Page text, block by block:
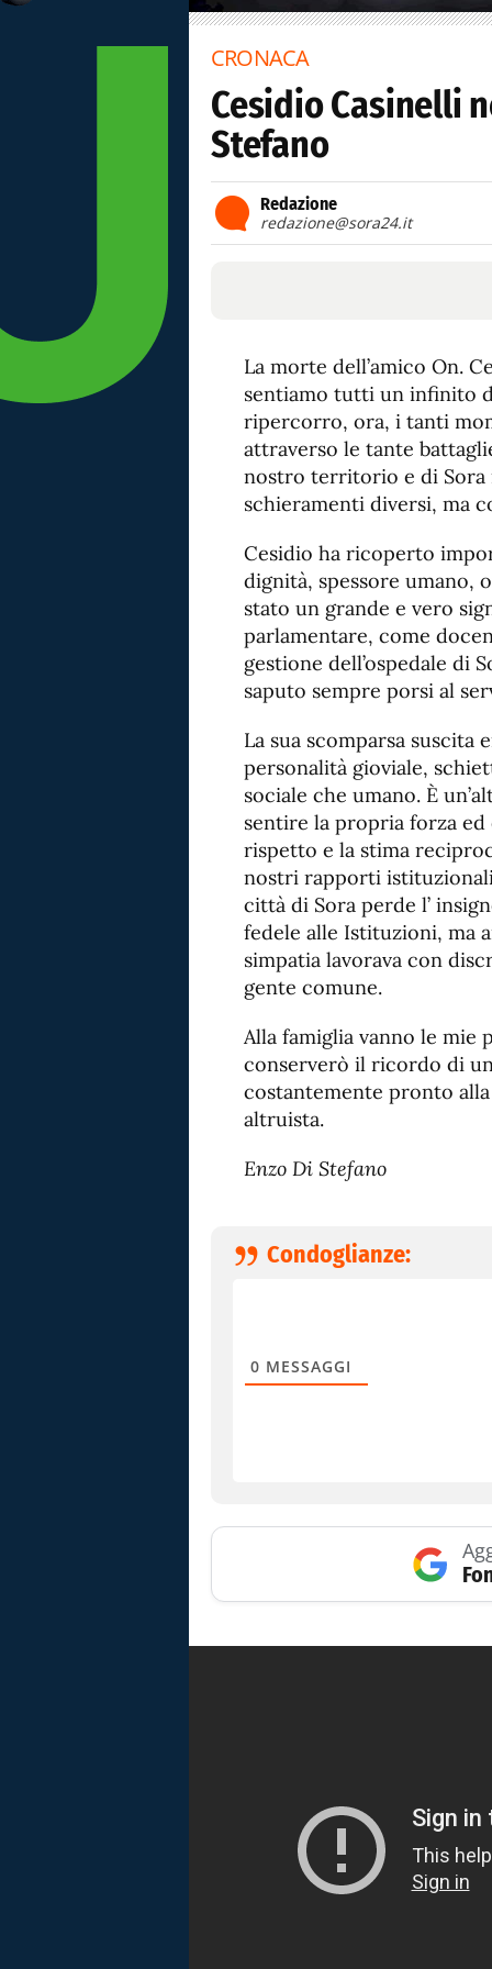
CRONACA
Cesidio Casinelli
Stefano
Redazione
redazione@sora24.it
La morte dell’amico On.
sentiamo tutti un infinito
ripercorro, ora, i tanti
attraverso le tante
nostro territorio e di Sora
schieramenti diversi, ma
Cesidio ha ricoperto
dignità, spessore umano,
stato un grande e vero
parlamentare, come
gestione dell’ospedale di
saputo sempre porsi al
La sua scomparsa
personalità gioviale,
sociale che umano. È
sentire la propria forza
rispetto e la stima
nostri rapporti istituzionali
città di Sora perde l’
fedele alle Istituzioni, ma
simpatia lavorava con
gente comune.
Alla famiglia vanno le mie
conserverò il ricordo di
costantemente pronto
altruista.
Enzo Di Stefano
Condoglianze:
0 MESSAGGI